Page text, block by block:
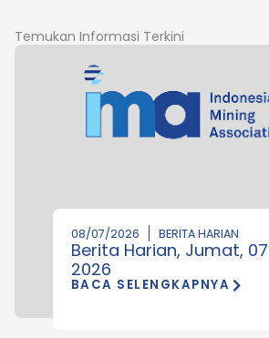
Temukan Informasi Terkini
08/07/2026 BERITA HARIAN
Berita Harian, Jumat,
2026
BACA SELENGKAPNYA